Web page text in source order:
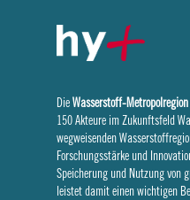
DieWasserstoff-
150 Akteure im Zukunftsfeld
wegweisenden
Forschungsstärke und
Speicherung und Nutzung von
leistet damit einen wichtigen